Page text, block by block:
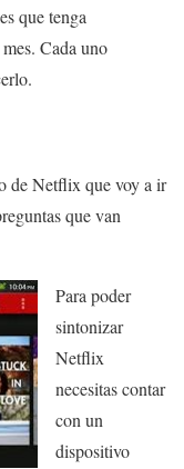
que tenga
Cada uno
de Netflix que voy a ir
que van
Para poder
sintonizar
Netflix
necesitas contar
con un
dispositivo